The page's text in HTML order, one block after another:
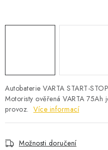
STARTOVACÍ ZDROJE
TESTERY BATERIÍ
Autobaterie VARTA START-
Motoristy ověřená VARTA
provoz. Více informací
Možnosti doručení